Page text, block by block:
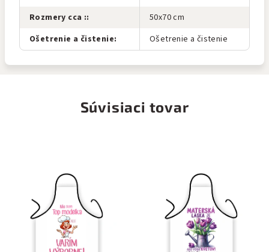
Rozmery cca ::
50x70 cm
Ošetrenie a čistenie: Ošetrenie a čistenie
Súvisiaci tovar